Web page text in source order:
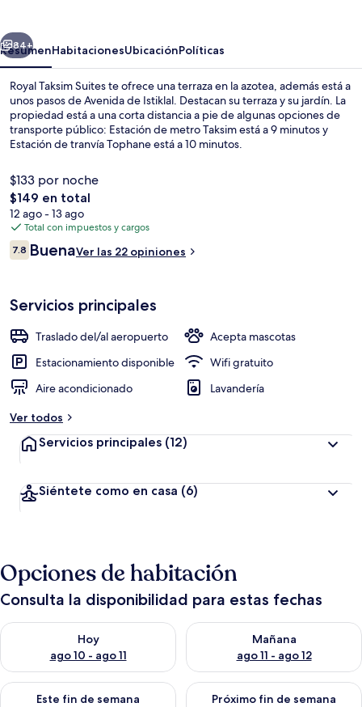
Siguiente
84+
ResumenHabitacionesUbicaciónPolíticas
Royal Taksim Suites te ofrece una terraza en la azotea, además está a
unos pasos de Avenida de Istiklal. Destacan su terraza y su jardín. La
propiedad está a una corta distancia a pie de algunas opciones de
transporte público: Estación de metro Taksim está a 9 minutos y
Estación de tranvía Tophane está a 10 minutos.
$133 por noche
El
precio
total
es
de
$149 en total
12 ago - 13 ago
Total con impuestos y cargos
Opiniones
7.87.8 de 10,
BuenaVer las 22 opiniones
Servicios principales
Traslado del/al aeropuerto
Acepta mascotas
Estacionamiento disponible
Wifi gratuito
Aire acondicionado
Lavandería
Ver todos
Servicios principales (12)
Siéntete como en casa (6)
Opciones de habitación
Consulta la disponibilidad para estas fechas
Hoy
ago 10 - ago 11
Consulta la disponibilidad para hoy ago 10 - ago 11
Mañana
ago 11 - ago 12
Consulta la disponibilidad
Este fin de semana
Consulta la disponibilidad para este fin de semana ago 14 -
Próximo fin de semana
Consulta la disponibilidad